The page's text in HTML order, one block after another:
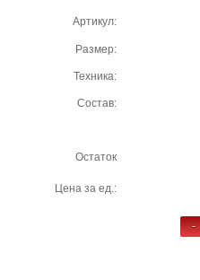
Артикул:
Размер:
Техника:
Состав:
Остаток
Цена за ед.:
-